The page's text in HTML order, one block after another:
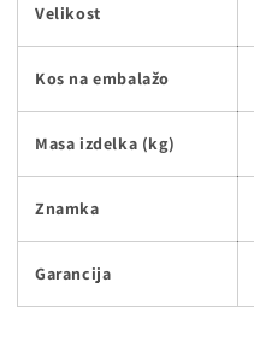
Velikost
Kos na embalažo
Masa izdelka (kg)
Znamka
Garancija